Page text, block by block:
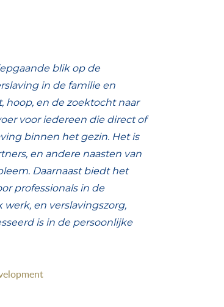
blik op de
in de familie en
hoop, en de zoektocht naar
voor iedereen die direct of
binnen het gezin. Het is
en andere naasten van
Daarnaast biedt het
professionals in de
en verslavingszorg,
is in de persoonlijke